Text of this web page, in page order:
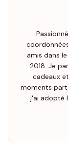
amis dans
2018. Je
cadeaux
moments
j'ai adopté